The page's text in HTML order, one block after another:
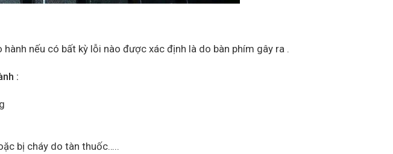
nếu có bất kỳ lỗi nào được xác định là do bàn phím gây ra .
:
bị cháy do tàn thuốc…..